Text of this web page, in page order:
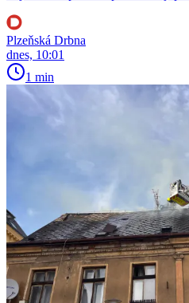
Plzeňská Drbna
dnes, 10:01
1 min